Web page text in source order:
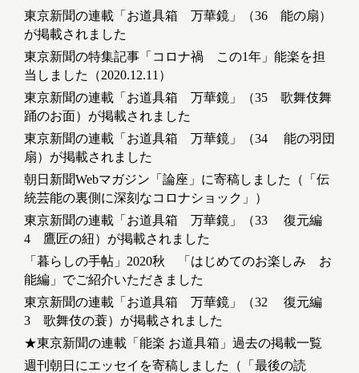
東京新聞の連載「お道具箱 万華鏡」（36 能の扇）
が掲載されました
東京新聞の特集記事「コロナ禍 この1年」能楽を担
当しました（2020.12.11）
東京新聞の連載「お道具箱 万華鏡」（35 歌舞伎舞
踊のお面）が掲載されました
東京新聞の連載「お道具箱 万華鏡」（34 能の羽団
扇）が掲載されました
朝日新聞Webマガジン「論座」に寄稿しました（「伝
統芸能の裏側に深刻なコロナショック」）
東京新聞の連載「お道具箱 万華鏡」（33 復元編
4 鷹匠の紐）が掲載されました
「暮らしの手帖」2020秋 「はじめてのお楽しみ お
能編」でご紹介いただきました
東京新聞の連載「お道具箱 万華鏡」（32 復元編
3 歌舞伎の蓑）が掲載されました
★東京新聞の連載「能楽 お道具箱」過去の掲載一覧
週刊朝日にエッセイを寄稿しました（「最後の読